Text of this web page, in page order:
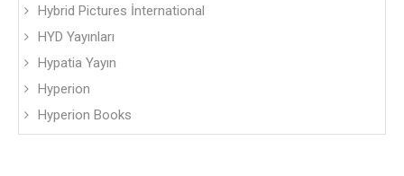
Hybrid Pictures İnternational
HYD Yayınları
Hypatia Yayın
Hyperion
Hyperion Books